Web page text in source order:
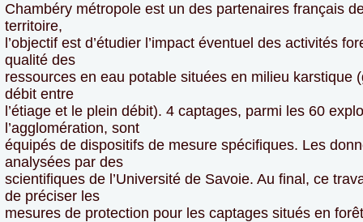
Chambéry métropole est un des partenaires français
territoire,
l’objectif est d’étudier l’impact éventuel des activités
qualité des
ressources en eau potable situées en milieu karstique
débit entre
l’étiage et le plein débit). 4 captages, parmi les 60
l’agglomération, sont
équipés de dispositifs de mesure spécifiques. Les
analysées par des
scientifiques de l’Université de Savoie. Au final, ce
de préciser les
mesures de protection pour les captages situés en